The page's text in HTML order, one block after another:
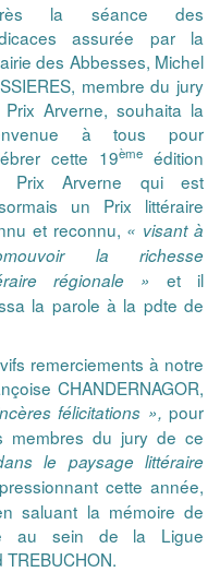
la séance des
assurée par la
des Abbesses, Michel
membre du jury
Arverne, souhaita la
à tous pour
cette 19ème
édition
Prix Arverne qui est
un Prix littéraire
et reconnu, « visant à
la richesse
régionale » et il
la parole à la pdte de
remerciements à notre
CHANDERNAGOR,
félicitations », pour
membres du jury de ce
le paysage littéraire
cette année,
saluant la mémoire de
au sein de la Ligue